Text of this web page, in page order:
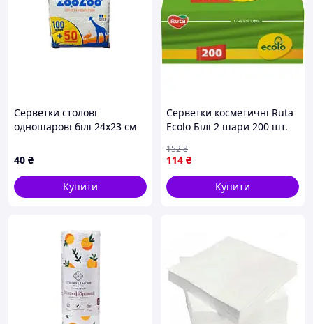
Серветки столові
одношарові білі 24x23 см
40 ₴
Купити
Серветки косметичні Ruta
Ecolo Білі 2 шари 200 шт.
114 ₴
152₴
Купити